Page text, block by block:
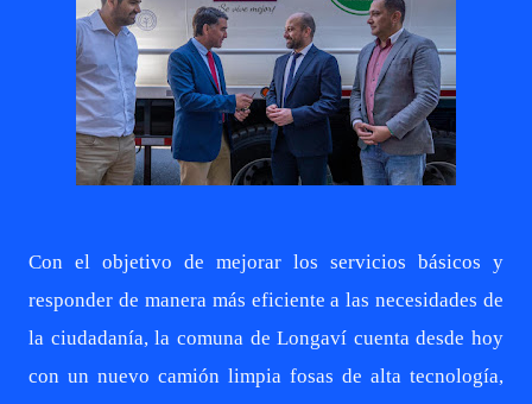
Con el objetivo de mejorar los servicios básicos y
responder de manera más eficiente a las necesidades de
la ciudadanía, la comuna de Longaví cuenta desde hoy
con un nuevo camión limpia fosas de alta tecnología,